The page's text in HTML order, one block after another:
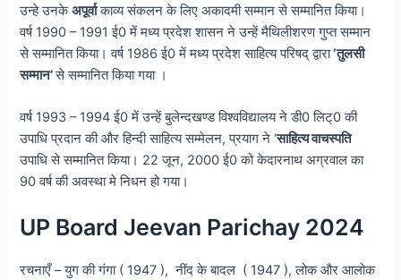
उन्हे उनकेअपूर्वाकाव्य संकलन के लिए अकादमी सम्मान से सम्मानित किया।
वर्ष 1990 – 1991 ई0 में मध्य प्रदेश शासन ने उन्हें मैथिलीशरण गुप्त सम्मान
से सम्मानित किया। वर्ष 1986 ई0 में मध्य प्रदेश साहित्य परिषद् द्वारा‘तुलसी
सम्मान’से सम्मानित किया गया ।
वर्ष 1993 – 1994 ई0 में उन्हें बुलेन्दखण्ड विश्वविद्यालय ने डी0 लिट्0 की
उपाधि प्रदान की और हिन्दी साहित्य सम्मेलन, प्रयाग ने ‘साहित्य वाचस्पति
उपाधि से सम्मानित किया। 22 जून, 2000 ई0 को केदारनाथ अग्रवाल का
90 वर्ष की अवस्था मे निधन हो गया।
UP Board Jeevan Parichay 2024
रचनाएँ – युग की गंगा ( 1947 ), नींद के बादल ( 1947 ), लोक और आलोक